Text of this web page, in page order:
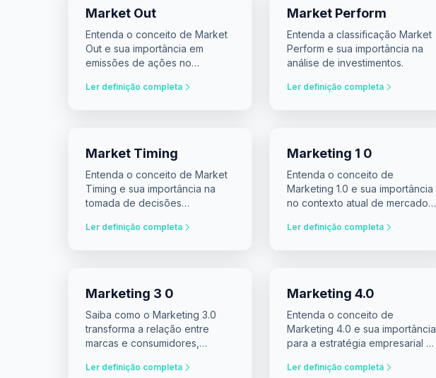
Market Out
Entenda o conceito de Market
Out e sua importância em
emissões de ações no
Ler definição completa
Market Perform
Entenda a classificação Market
Perform e sua importância na
análise de investimentos.
Ler definição completa
Market Timing
Entenda o conceito de Market
Timing e sua importância na
tomada de decisões
Ler definição completa
Marketing 1 0
Entenda o conceito de
Marketing 1.0 e sua importância
no contexto atual de mercado
Ler definição completa
Marketing 3 0
Saiba como o Marketing 3.0
transforma a relação entre
marcas e consumidores,
decisões estratégicas.
Ler definição completa
Marketing 4.0
Entenda o conceito de
Marketing 4.0 e sua importância
para a estratégia empresarial e
Ler definição completa